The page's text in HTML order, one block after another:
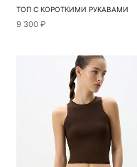
ТОП С КОРОТКИМИ РУКАВАМИ
9 300 ₽